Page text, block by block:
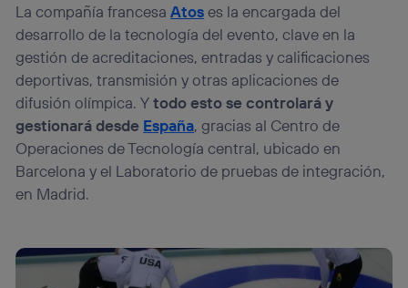
La compañía francesaAtoses la encargada del
desarrollo de la tecnología del evento, clave en la
gestión de acreditaciones, entradas y calificaciones
deportivas, transmisión y otras aplicaciones de
difusión olímpica. Ytodo esto se controlará y
gestionará desde España, gracias al Centro de
Operaciones de Tecnología central, ubicado en
Barcelona y el Laboratorio de pruebas de integración,
en Madrid.
visitando el portal de privacidad de Utiq
(“consenthub”). Para más información, consulta
la política de privacidad de Utiq.